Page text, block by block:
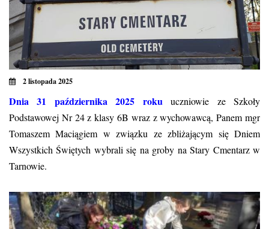
2 listopada 2025
Dnia 31 października 2025 rokuuczniowie ze Szkoły
Podstawowej Nr 24 z klasy 6B wraz z wychowawcą, Panem mgr
Tomaszem Maciągiem w związku ze zbliżającym się Dniem
Wszystkich Świętych wybrali się na groby na Stary Cmentarz w
Tarnowie.